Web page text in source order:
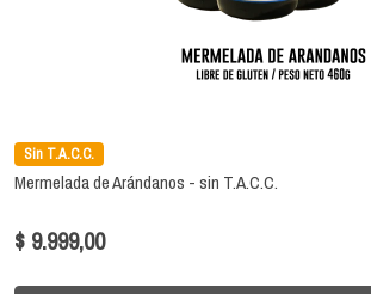
Sin T.A.C.C.
Mermelada de Arándanos - sin T.A.C.C.
$ 9.999,00